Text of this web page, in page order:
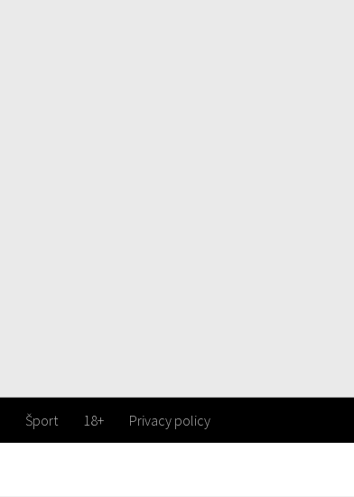
Šport 18+ Privacy policy